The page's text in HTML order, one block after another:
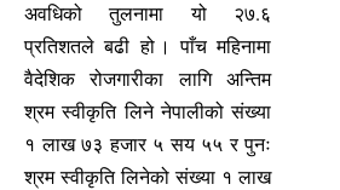
अवधिको तुलनामा यो २७.६
प्रतिशतले बढी हो । पाँच महिनामा
वैदेशिक रोजगारीका लागि अन्तिम
श्रम स्वीकृति लिने नेपालीको संख्या
१ लाख ७३ हजार ५ सय ५५ र पुनः
श्रम स्वीकृति लिनेको संख्या १ लाख